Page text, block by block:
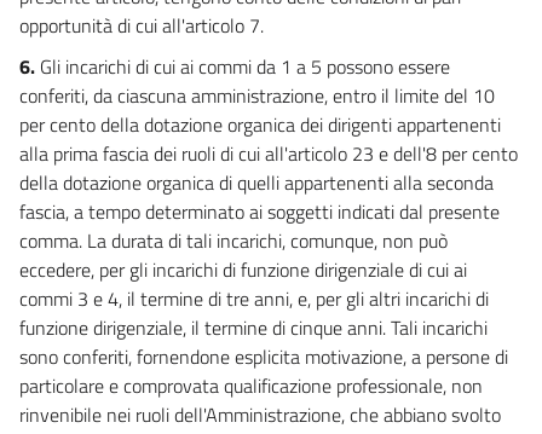
DISPOSIZIONI DIVERSE E NORME TRANSITORIE FINALI
Capo I
Disposizioni diverse
67
68
Capo II
Norme transitorie e finali
69
70
71
72
73
opportunità di cui all'articolo 7.
6. Gli incarichi di cui ai commi da 1 a 5 possono essere
conferiti, da ciascuna amministrazione, entro il limite del 10
per cento della dotazione organica dei dirigenti appartenenti
alla prima fascia dei ruoli di cui all'articolo 23 e dell'8 per cento
della dotazione organica di quelli appartenenti alla seconda
fascia, a tempo determinato ai soggetti indicati dal presente
comma. La durata di tali incarichi, comunque, non può
eccedere, per gli incarichi di funzione dirigenziale di cui ai
commi 3 e 4, il termine di tre anni, e, per gli altri incarichi di
funzione dirigenziale, il termine di cinque anni. Tali incarichi
sono conferiti, fornendone esplicita motivazione, a persone di
particolare e comprovata qualificazione professionale, non
rinvenibile nei ruoli dell'Amministrazione, che abbiano svolto